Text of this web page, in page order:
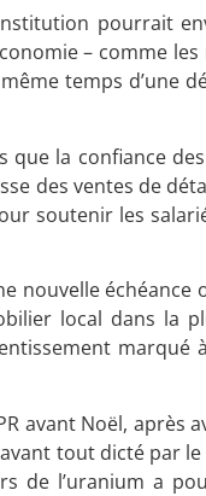
pourrait
– comme les
temps d’une
la confiance
des ventes de
soutenir les
nouvelle échéance
local dans la
marqué
avant Noël, après
tout dicté par
de l’uranium a